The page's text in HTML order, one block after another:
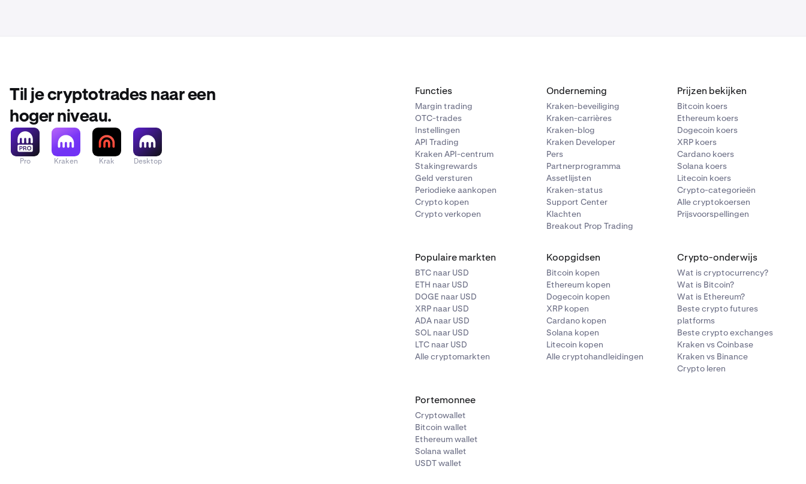
Til je cryptotrades naar een
hoger niveau.
Pro Kraken Krak Desktop
Functies
Margin trading
OTC-trades
Instellingen
API Trading
Kraken API-centrum
Stakingrewards
Geld versturen
Periodieke aankopen
Crypto kopen
Crypto verkopen
Onderneming
Kraken-beveiliging
Kraken-carrières
Kraken-blog
Kraken Developer
Pers
Partnerprogramma
Assetlijsten
Kraken-status
Support Center
Klachten
Breakout Prop Trading
Prijzen bekijken
Bitcoin koers
Ethereum koers
Dogecoin koers
XRP koers
Cardano koers
Solana koers
Litecoin koers
Crypto-categorieën
Alle cryptokoersen
Prijsvoorspellingen
Populaire markten
BTC naar USD
ETH naar USD
DOGE naar USD
XRP naar USD
ADA naar USD
SOL naar USD
LTC naar USD
Alle cryptomarkten
Koopgidsen
Bitcoin kopen
Ethereum kopen
Dogecoin kopen
XRP kopen
Cardano kopen
Solana kopen
Litecoin kopen
Alle cryptohandleidingen
Crypto-onderwijs
Wat is cryptocurrency?
Wat is Bitcoin?
Wat is Ethereum?
Beste crypto futures
platforms
Beste crypto exchanges
Kraken vs Coinbase
Kraken vs Binance
Crypto leren
Portemonnee
Cryptowallet
Bitcoin wallet
Ethereum wallet
Solana wallet
USDT wallet